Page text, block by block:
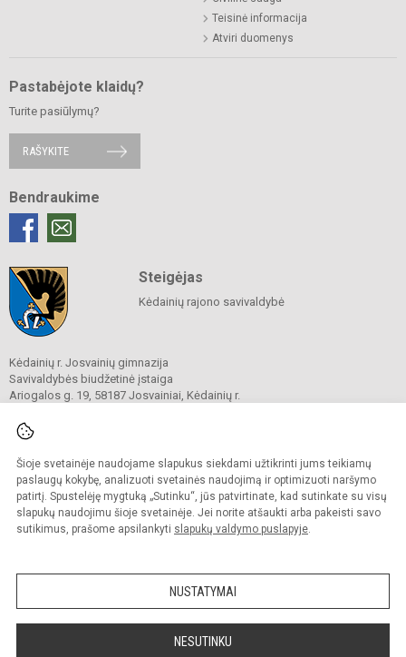
Šioje svetainėje naudojame slapukus siekdami užtikrinti jums teikiamų
paslaugų kokybę, analizuoti svetainės naudojimą ir optimizuoti naršymo
patirtį. Spustelėję mygtuką „Sutinku“, jūs patvirtinate, kad sutinkate su visų
slapukų naudojimu šioje svetainėje. Jei norite atšaukti arba pakeisti savo
sutikimus, prašome apsilankyti slapukų valdymo puslapyje.
NUSTATYMAI
NESUTINKU
Teisinė informacija
Atviri duomenys
Pastabėjote klaidų?
Turite pasiūlymų?
RAŠYKITE
Bendraukime
Steigėjas
Kėdainių rajono savivaldybė
Kėdainių r. Josvainių gimnazija
Savivaldybės biudžetinė įstaiga
Ariogalos g. 19, 58187 Josvainiai, Kėdainių r.
El. p.
Duomenys kaupiami ir saugomi
Juridinių asmenų registre
Įmonės kodas 191018728
Kopijuoti turinį be raštiško gimnazijos sutikimo griežtai draudžiama.
Prieinamumo paraiška Slapukų valdymas